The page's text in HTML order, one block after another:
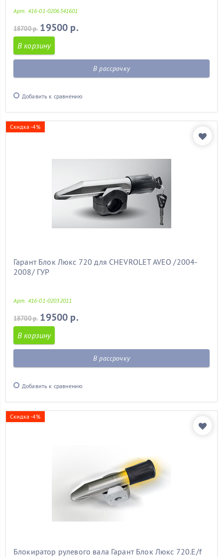
Арт. 416-01-0206341601
18700 р. 19500 р.
В корзину
В рассрочку
Добавить к сравнению
Скидка -4%
Гарант Блок Люкс 720 для CHEVROLET AVEO /2004-
2008/ ГУР
Арт. 416-01-02032011
18700 р. 19500 р.
В корзину
В рассрочку
Добавить к сравнению
Скидка -4%
Блокиратор рулевого вала Гарант Блок Люкс 720.E/f